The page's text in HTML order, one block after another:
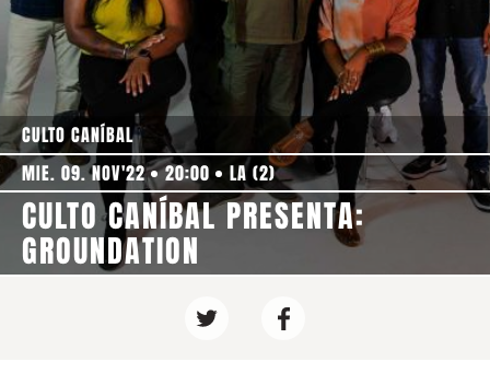
CULTO CANÍBAL
MIE. 09. NOV'22
20:00 LA (2)
CULTO CANÍBAL PRESENTA:
GROUNDATION